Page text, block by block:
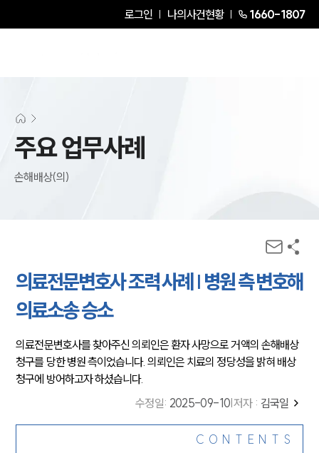
로그인 나의사건현황 1660-1807
주요 업무사례
손해배상(의)
의료전문변호사 조력 사례 | 병원 측 변호해
의료소송 승소
의료전문변호사를 찾아주신 의뢰인은 환자 사망으로 거액의 손해배상
청구를 당한 병원 측이었습니다. 의뢰인은 치료의 정당성을 밝혀 배상
청구에 방어하고자 하셨습니다.
수정일: 2025-09-10 저자 : 김국일
CONTENTS